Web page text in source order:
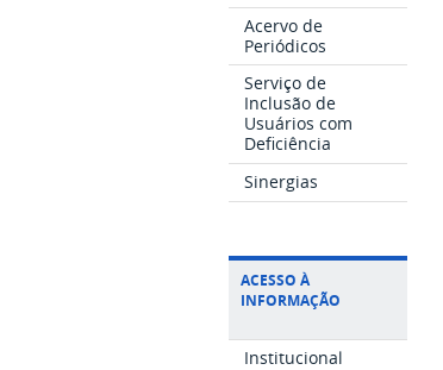
Acervo de
Periódicos
Serviço de
Inclusão de
Usuários com
Deficiência
Sinergias
ACESSO À
INFORMAÇÃO
Institucional